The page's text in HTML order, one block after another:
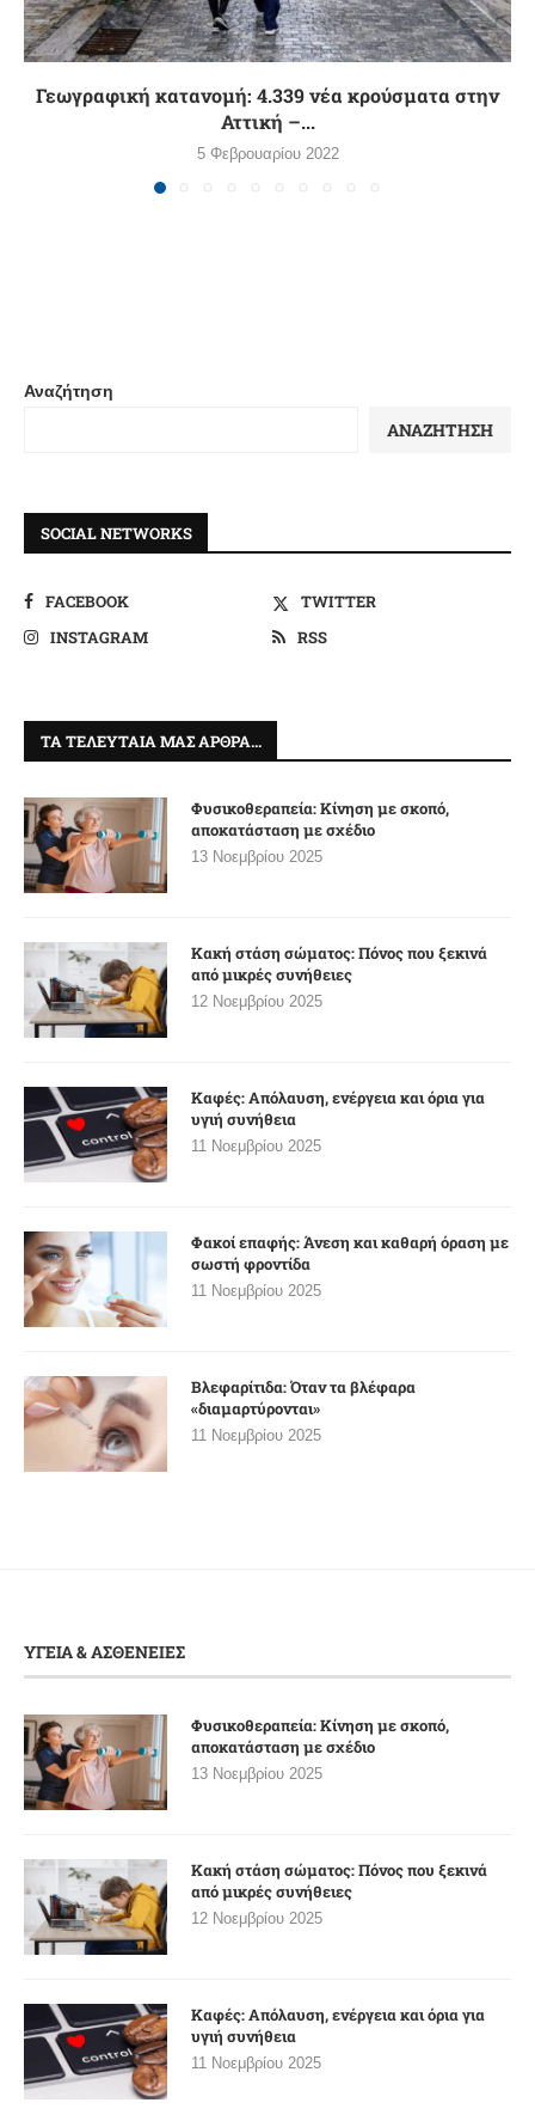
Γεωγραφική κατανομή: 4.339 νέα κρούσματα στην
Αττική –...
5 Φεβρουαρίου 2022
Αναζήτηση
ΑΝΑΖΉΤΗΣΗ
SOCIAL NETWORKS
FACEBOOK
TWITTER
INSTAGRAM
RSS
ΤΑ ΤΕΛΕΥΤΑΊΑ ΜΑΣ ΆΡΘΡΑ…
Φυσικοθεραπεία: Κίνηση με σκοπό,
αποκατάσταση με σχέδιο
13 Νοεμβρίου 2025
Κακή στάση σώματος: Πόνος που ξεκινά
από μικρές συνήθειες
12 Νοεμβρίου 2025
Καφές: Απόλαυση, ενέργεια και όρια για
υγιή συνήθεια
11 Νοεμβρίου 2025
Φακοί επαφής: Άνεση και καθαρή όραση με
σωστή φροντίδα
11 Νοεμβρίου 2025
Βλεφαρίτιδα: Όταν τα βλέφαρα
«διαμαρτύρονται»
11 Νοεμβρίου 2025
ΥΓΕΙΑ & ΑΣΘΕΝΕΙΕΣ
Φυσικοθεραπεία: Κίνηση με σκοπό,
αποκατάσταση με σχέδιο
13 Νοεμβρίου 2025
Κακή στάση σώματος: Πόνος που ξεκινά
από μικρές συνήθειες
12 Νοεμβρίου 2025
Καφές: Απόλαυση, ενέργεια και όρια για
υγιή συνήθεια
11 Νοεμβρίου 2025